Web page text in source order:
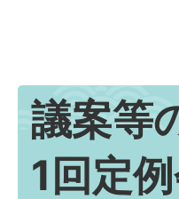
議案等
1回定例